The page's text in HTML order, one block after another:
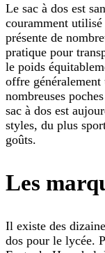
Le sac à dos est
couramment
présente de
pratique pour
le poids
offre
nombreuses
sac à dos est
styles, du plus
goûts.
Les
Il existe des
dos pour le lycée.